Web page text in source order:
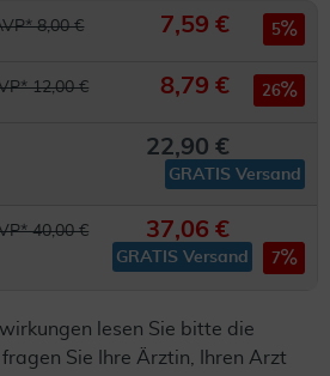
8,00 € 7,59 € 5
12,00 € 8,79 € 26
22,90 €
GRATIS Versand
40,00 € 37,06 €
GRATIS Versand 7
lesen Sie bitte die
Sie Ihre Ärztin, Ihren Arzt